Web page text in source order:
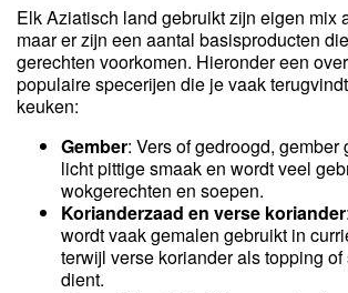
Elk Aziatisch land gebruikt zijn eigen mix
maar er zijn een aantal basisproducten
gerechten voorkomen. Hieronder een
populaire specerijen die je vaak
keuken:
Gember: Vers of gedroogd, gember
licht pittige smaak en wordt veel
wokgerechten en soepen.
Korianderzaad en verse koriander
wordt vaak gemalen gebruikt in
terwijl verse koriander als topping
dient.